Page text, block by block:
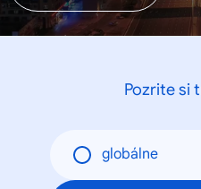
Pozrite si
globálne